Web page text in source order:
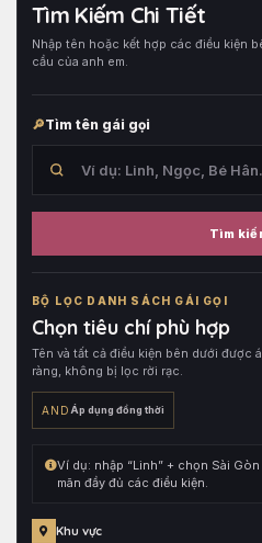
Tìm Kiếm Chi Tiết
Nhập tên hoặc kết hợp các điều kiện
cầu của anh em.
Tìm tên gái gọi
Tìm
trong
tên
hồ
sơ,
đó
kết
hợp
cùng
bộ
BỘ LỌC DANH SÁCH GÁI GỌI
Chọn tiêu chí phù hợp
Tên và tất cả điều kiện bên dưới được
ràng, không bị lọc rời rạc.
ANDÁp dụng đồng thời
Ví dụ: nhập “Linh” + chọn Sài
mãn đầy đủ các điều kiện.
Khu vực